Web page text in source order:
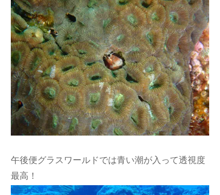
午後便グラスワールドでは青い潮が入って透視度
最高！